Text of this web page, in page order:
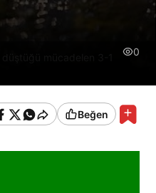
mücadelen 3-1
0
Beğen